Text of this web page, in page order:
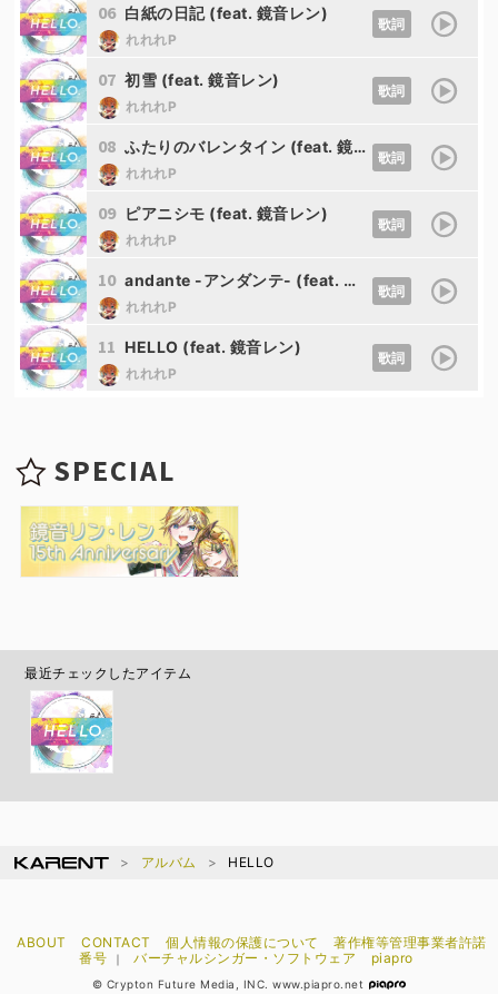
06 白紙の日記 (feat. 鏡音レン)
れれれP
歌詞
07 初雪 (feat. 鏡音レン)
れれれP
歌詞
08 ふたりのバレンタイン (feat. 鏡音レン)
れれれP
歌詞
09 ピアニシモ (feat. 鏡音レン)
れれれP
歌詞
10 andante -アンダンテ- (feat. 鏡音リン&鏡音レン)
れれれP
歌詞
11 HELLO (feat. 鏡音レン)
れれれP
歌詞
SPECIAL
最近チェックしたアイテム
アルバム HELLO
ABOUT CONTACT 個人情報の保護について
著作権等管理事業者許諾
番号
｜ バーチャルシンガー・ソフトウェア piapro
© Crypton Future Media, INC. www.piapro.net